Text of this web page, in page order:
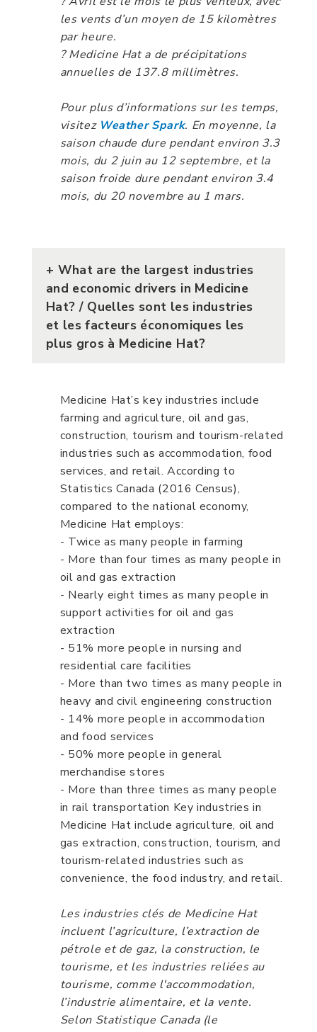
les vents d’un moyen de 15 kilomètres
par heure.
? Medicine Hat a de précipitations
annuelles de 137.8 millimètres.
Pour plus d’informations sur les temps,
visitez Weather Spark. En moyenne, la
saison chaude dure pendant environ 3.3
mois, du 2 juin au 12 septembre, et la
saison froide dure pendant environ 3.4
mois, du 20 novembre au 1 mars.
+ What are the largest industries
and economic drivers in Medicine
Hat? / Quelles sont les industries
et les facteurs économiques les
plus gros à Medicine Hat?
Medicine Hat’s key industries include
farming and agriculture, oil and gas,
construction, tourism and tourism-related
industries such as accommodation, food
services, and retail. According to
Statistics Canada (2016 Census),
compared to the national economy,
Medicine Hat employs:
- Twice as many people in farming
- More than four times as many people in
oil and gas extraction
- Nearly eight times as many people in
support activities for oil and gas
extraction
- 51% more people in nursing and
residential care facilities
- More than two times as many people in
heavy and civil engineering construction
- 14% more people in accommodation
and food services
- 50% more people in general
merchandise stores
- More than three times as many people
in rail transportation Key industries in
Medicine Hat include agriculture, oil and
gas extraction, construction, tourism, and
tourism-related industries such as
convenience, the food industry, and retail.
Les industries clés de Medicine Hat
incluent l’agriculture, l’extraction de
pétrole et de gaz, la construction, le
tourisme, et les industries reliées au
tourisme, comme l'accommodation,
l’industrie alimentaire, et la vente.
Selon Statistique Canada (le